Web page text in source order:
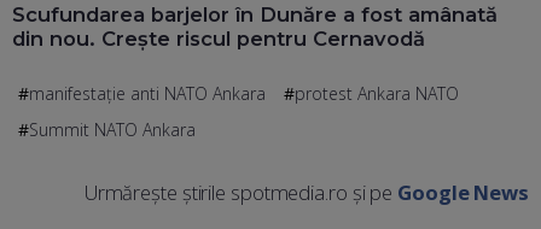
Scufundarea barjelor în Dunăre a fost amânată
din nou. Crește riscul pentru Cernavodă
manifestație anti NATO Ankara
protest Ankara NATO
Summit NATO Ankara
Urmărește știrile spotmedia.ro și pe Google News